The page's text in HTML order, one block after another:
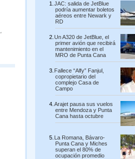
,
JAC: salida de JetBlue
podría aumentar boletos
aéreos entre Newark y
RD
Un A320 de JetBlue, el
primer avión que recibirá
mantenimiento en el
MRO de Punta Cana
Fallece “Alfy” Fanjul,
copropietario del
complejo Casa de
Campo
Arajet pausa sus vuelos
entre Mendoza y Punta
Cana hasta octubre
La Romana, Bávaro-
Punta Cana y Miches
superan el 80% de
ocupación promedio